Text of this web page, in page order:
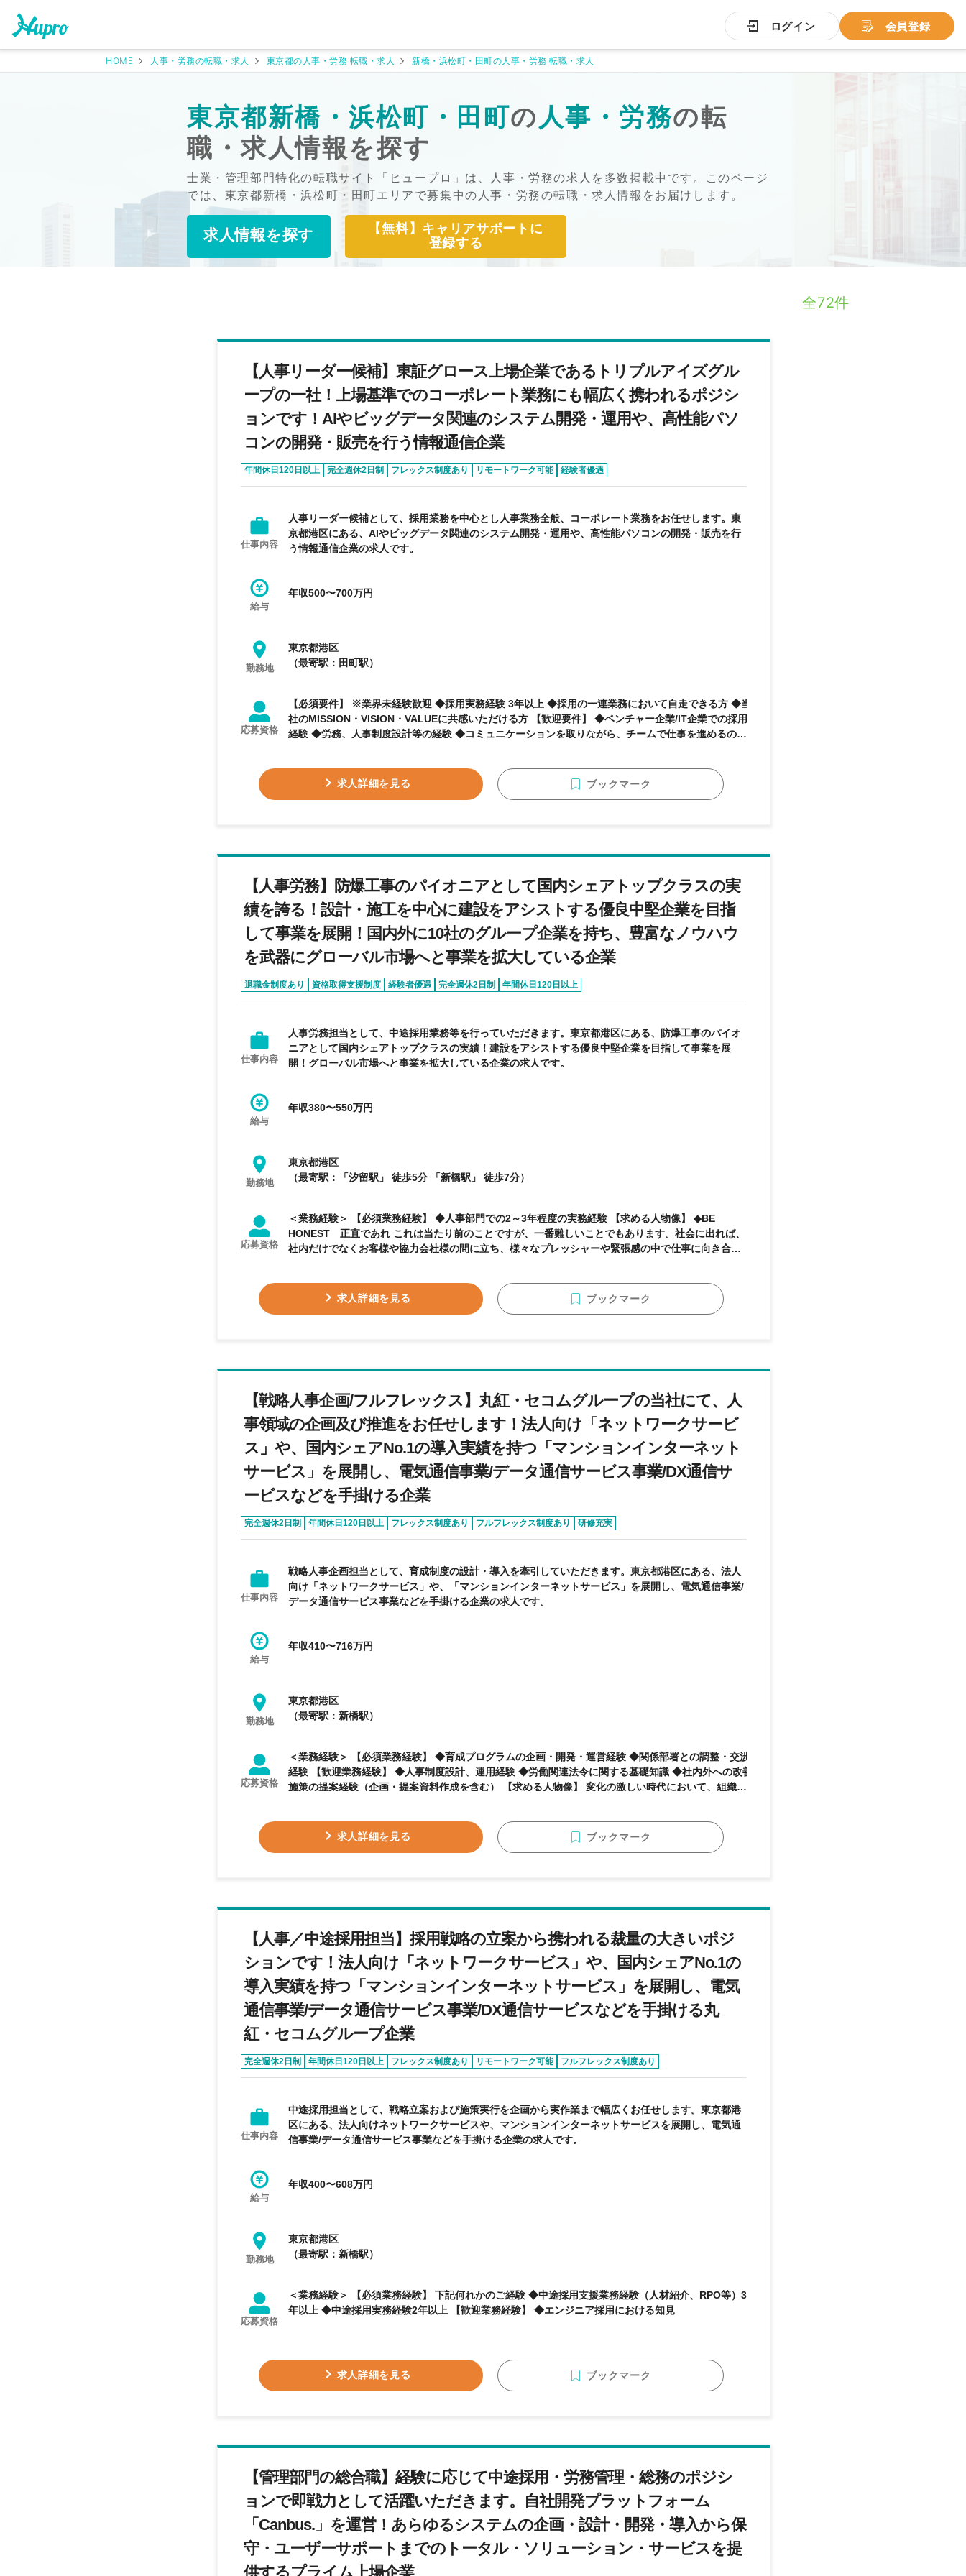
ログイン 会員登録
HOME 人事・労務の転職・求人 東京都の人事・労務 転職・求人 新橋・浜松町・田町の人事・労務 転職・求人
東京都新橋・浜松町・田町の 人事・労務の転
職・求人情報を探す
士業・管理部門特化の転職サイト「ヒュープロ」は、人事・労務の求人を多数掲載中です。このページ
では、東京都新橋・浜松町・田町エリアで募集中の人事・労務の転職・求人情報をお届けします。
求人情報を探す
【無料】キャリアサポートに
登録する
全72件
【人事リーダー候補】東証グロース上場企業であるトリプルアイズグル
ープの一社！上場基準でのコーポレート業務にも幅広く携われるポジシ
ョンです！AIやビッグデータ関連のシステム開発・運用や、高性能パソ
コンの開発・販売を行う情報通信企業
年間休日120日以上 完全週休2日制 フレックス制度あり リモートワーク可能 経験者優遇
仕事内容
人事リーダー候補として、採用業務を中心とし人事業務全般、コーポレート業務をお任せします。東
京都港区にある、AIやビッグデータ関連のシステム開発・運用や、高性能パソコンの開発・販売を行
う情報通信企業の求人です。
給与
年収500〜700万円
勤務地
東京都港区
（最寄駅：田町駅）
応募資格
【必須要件】 ※業界未経験歓迎 ◆採用実務経験 3年以上 ◆採用の一連業務において自走できる方 ◆当
社のMISSION・VISION・VALUEに共感いただける方 【歓迎要件】 ◆ベンチャー企業/IT企業での採用
経験 ◆労務、人事制度設計等の経験 ◆コミュニケーションを取りながら、チームで仕事を進めるのが
ち、自ら考え行動が出来る方 ◆現状に満足せず、新しいことにチャレンジする意欲がある方
求人詳細を見る ブックマーク
【人事労務】防爆工事のパイオニアとして国内シェアトップクラスの実
績 を誇る！設計・施工を中心に建設をアシストする優良中堅企業を目指
して事業を展開！国内外に10社のグループ企業を持ち、豊富なノウハウ
を武器にグローバル市場へと事業を拡大している企業
退職金制度あり 資格取得支援制度 経験者優遇 完全週休2日制 年間休日120日以上
仕事内容
人事労務担当として、中途採用業務等を行っていただきます。東京都港区にある、防爆工事のパイオ
ニアとして国内シェアトップクラスの実績 ！建設をアシストする優良中堅企業を目指して事業を展
開！グローバル市場へと事業を拡大している企業の求人です。
給与
年収380〜550万円
勤務地
東京都港区
（最寄駅：「汐留駅」 徒歩5分 「新橋駅」 徒歩7分）
応募資格
＜業務経験＞ 【必須業務経験】 ◆人事部門での2～3年程度の実務経験 【求める人物像】 ◆BE
HONEST 正直であれ これは当たり前のことですが、一番難しいことでもあります。社会に出れば、
社内だけでなくお客様や協力会社様の間に立ち、様々なプレッシャーや緊張感の中で仕事に向き合わ
その好奇心は必ず視野を広げ、問題意識を高めます。世の中で当たり前とされていることや仕事に関
する課題、常日頃から自問自答を繰り返すことを実践してください。考え方がより柔軟に、より深
れの時代において何をなすべきかを共に考えられる思考を備えてほしいです。 ◆BE SOCIAL 一社会
中にアンテナを張り、社会的な常識を持ってほしいです。それは、言葉遣いやマナーなど基本的なこ
とにとどまらず、時には我慢強さや相手をも許す情けなどの情緒的な感性までも磨き、人間として成
長することだと思っています。 ◆BE AGGRESSIVE 失敗を恐れるな この言葉の通り、特に若い人に
は失敗を恐れずに様々なことにチャレンジしてほしいです。これからの時代には、その大胆さや感性
豊かな発想での提案力が求められています。果敢にチャレンジして大いに失敗し、その失敗から多く
を学び、反省し、次なる成功へつなげてください。
求人詳細を見る ブックマーク
【戦略人事企画/フルフレックス】丸紅・セコムグループの当社にて、人
事領域の企画及び推進をお任せします！法人向け「ネットワークサービ
ス」や、国内シェアNo.1の導入実績を持つ「マンションインターネット
サービス」を展開し、電気通信事業/データ通信サービス事業/DX通信サ
ービスなどを手掛ける企業
完全週休2日制 年間休日120日以上 フレックス制度あり フルフレックス制度あり 研修充実
仕事内容
戦略人事企画担当として、育成制度の設計・導入を牽引していただきます。東京都港区にある、法人
向け「ネットワークサービス」や、「マンションインターネットサービス」を展開し、電気通信事業/
データ通信サービス事業などを手掛ける企業の求人です。
給与
年収410〜716万円
勤務地
東京都港区
（最寄駅：新橋駅）
応募資格
＜業務経験＞ 【必須業務経験】 ◆育成プログラムの企画・開発・運営経験 ◆関係部署との調整・交渉
経験 【歓迎業務経験】 ◆人事制度設計、運用経験 ◆労働関連法令に関する基礎知識 ◆社内外への改善
施策の提案経験（企画・提案資料作成を含む） 【求める人物像】 変化の激しい時代において、組織の
共に目指せる方を歓迎します。 データに基づいた論理的な思考と、社員一人ひとりに寄り添う温かい
コミュニケーションを大切にできる方を求めています。
求人詳細を見る ブックマーク
【人事／中途採用担当】採用戦略の立案から携われる裁量の大きいポジ
ションです！法人向け「ネットワークサービス」や、国内シェアNo.1の
導入実績を持つ「マンションインターネットサービス」を展開し、電気
通信事業/データ通信サービス事業/DX通信サービスなどを手掛ける丸
紅・セコムグループ企業
完全週休2日制 年間休日120日以上 フレックス制度あり リモートワーク可能 フルフレックス制度あり
仕事内容
中途採用担当として、戦略立案および施策実行を企画から実作業まで幅広くお任せします。東京都港
区にある、法人向けネットワークサービスや、マンションインターネットサービスを展開し、電気通
信事業/データ通信サービス事業などを手掛ける企業の求人です。
給与
年収400〜608万円
勤務地
東京都港区
（最寄駅：新橋駅）
応募資格
＜業務経験＞ 【必須業務経験】 下記何れかのご経験 ◆中途採用支援業務経験（人材紹介、RPO等）3
年以上 ◆中途採用実務経験2年以上 【歓迎業務経験】 ◆エンジニア採用における知見
求人詳細を見る ブックマーク
【管理部門の総合職】経験に応じて中途採用・労務管理・総務のポジシ
ョンで即戦力として活躍いただきます。自社開発プラットフォーム
「Canbus.」を運営！あらゆるシステムの企画・設計・開発・導入から保
守・ユーザーサポートまでのトータル・ソリューション・サービスを提
供するプライム上場企業